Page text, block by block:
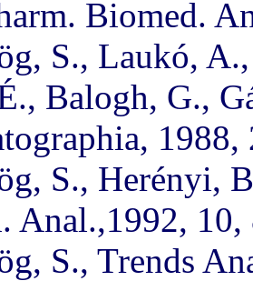
Biomed.
S., Laukó,
Balogh, G.,
1988,
S., Herényi,
Anal.,1992, 10,
S., Trends